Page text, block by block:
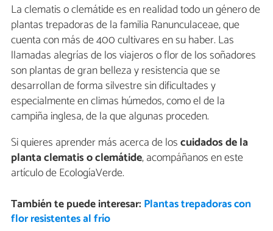
La clematis o clemátide es en realidad todo un género de
plantas trepadoras de la familia Ranunculaceae, que
cuenta con más de 400 cultivares en su haber. Las
llamadas alegrías de los viajeros o flor de los soñadores
son plantas de gran belleza y resistencia que se
desarrollan de forma silvestre sin dificultades y
especialmente en climas húmedos, como el de la
campiña inglesa, de la que algunas proceden.
Si quieres aprender más acerca de loscuidados de la
planta clematis o clemátide, acompáñanos en este
artículo de EcologíaVerde.
También te puede interesar: Plantas trepadoras con
flor resistentes al frío